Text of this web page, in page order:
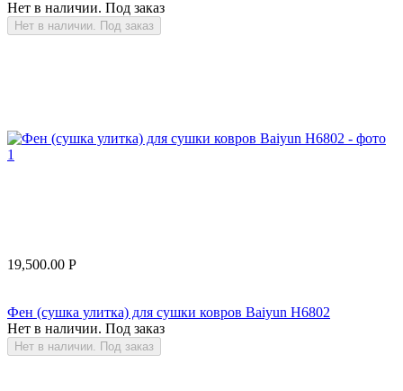
Нет в наличии. Под заказ
Нет в наличии. Под заказ
19,500.00 Р
Фен (сушка улитка) для сушки ковров Baiyun H6802
Нет в наличии. Под заказ
Нет в наличии. Под заказ